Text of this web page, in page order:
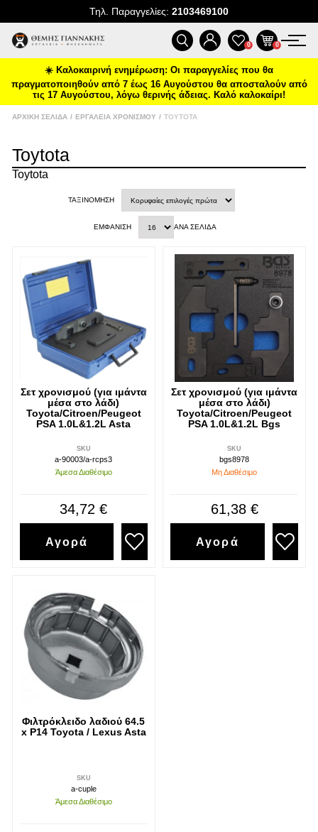
Τηλ. Παραγγελίες: 2103469100
ΠΡΟΪΌΝΤΑ
ΠΡΟΣΦΟΡΈΣ
ΝΈΕΣ ΑΦΊΞΕΙΣ
ΕΠΙΚΟΙΝΩΝΊΑ
ΝΈΑ & ΆΡΘΡΑ
0 0
☀️ Καλοκαιρινή ενημέρωση: Οι παραγγελίες που θα
πραγματοποιηθούν από 7 έως 16 Αυγούστου θα αποσταλούν από
τις 17 Αυγούστου, λόγω θερινής άδειας. Καλό καλοκαίρι!
ΑΡΧΙΚΉ ΣΕΛΊΔΑ / ΕΡΓΑΛΕΊΑ ΧΡΟΝΙΣΜΟΎ / TOYTOTA
Toytota
Toytota
ΤΑΞΙΝΌΜΗΣΗ
ΕΜΦΆΝΙΣΗ ΑΝΆ ΣΕΛΊΔΑ
Σετ χρονισμού (για ιμάντα
μέσα στο λάδι)
Toyota/Citroen/Peugeot
PSA 1.0L&1.2L Asta
SKU
a-90003/a-rcps3
Άμεσα Διαθέσιμο
34,72 €
Αγορά
Σετ χρονισμού (για ιμάντα
μέσα στο λάδι)
Toyota/Citroen/Peugeot
PSA 1.0L&1.2L Bgs
SKU
bgs8978
Μη Διαθέσιμο
61,38 €
Αγορά
Φιλτρόκλειδο λαδιού 64.5
x P14 Toyota / Lexus Asta
SKU
a-cuple
Άμεσα Διαθέσιμο
Ένα νέο Power Deal έρχεται
deals στο
επόμενο μήνα.
Διάβασα και αποδέχομαι τουςόρους